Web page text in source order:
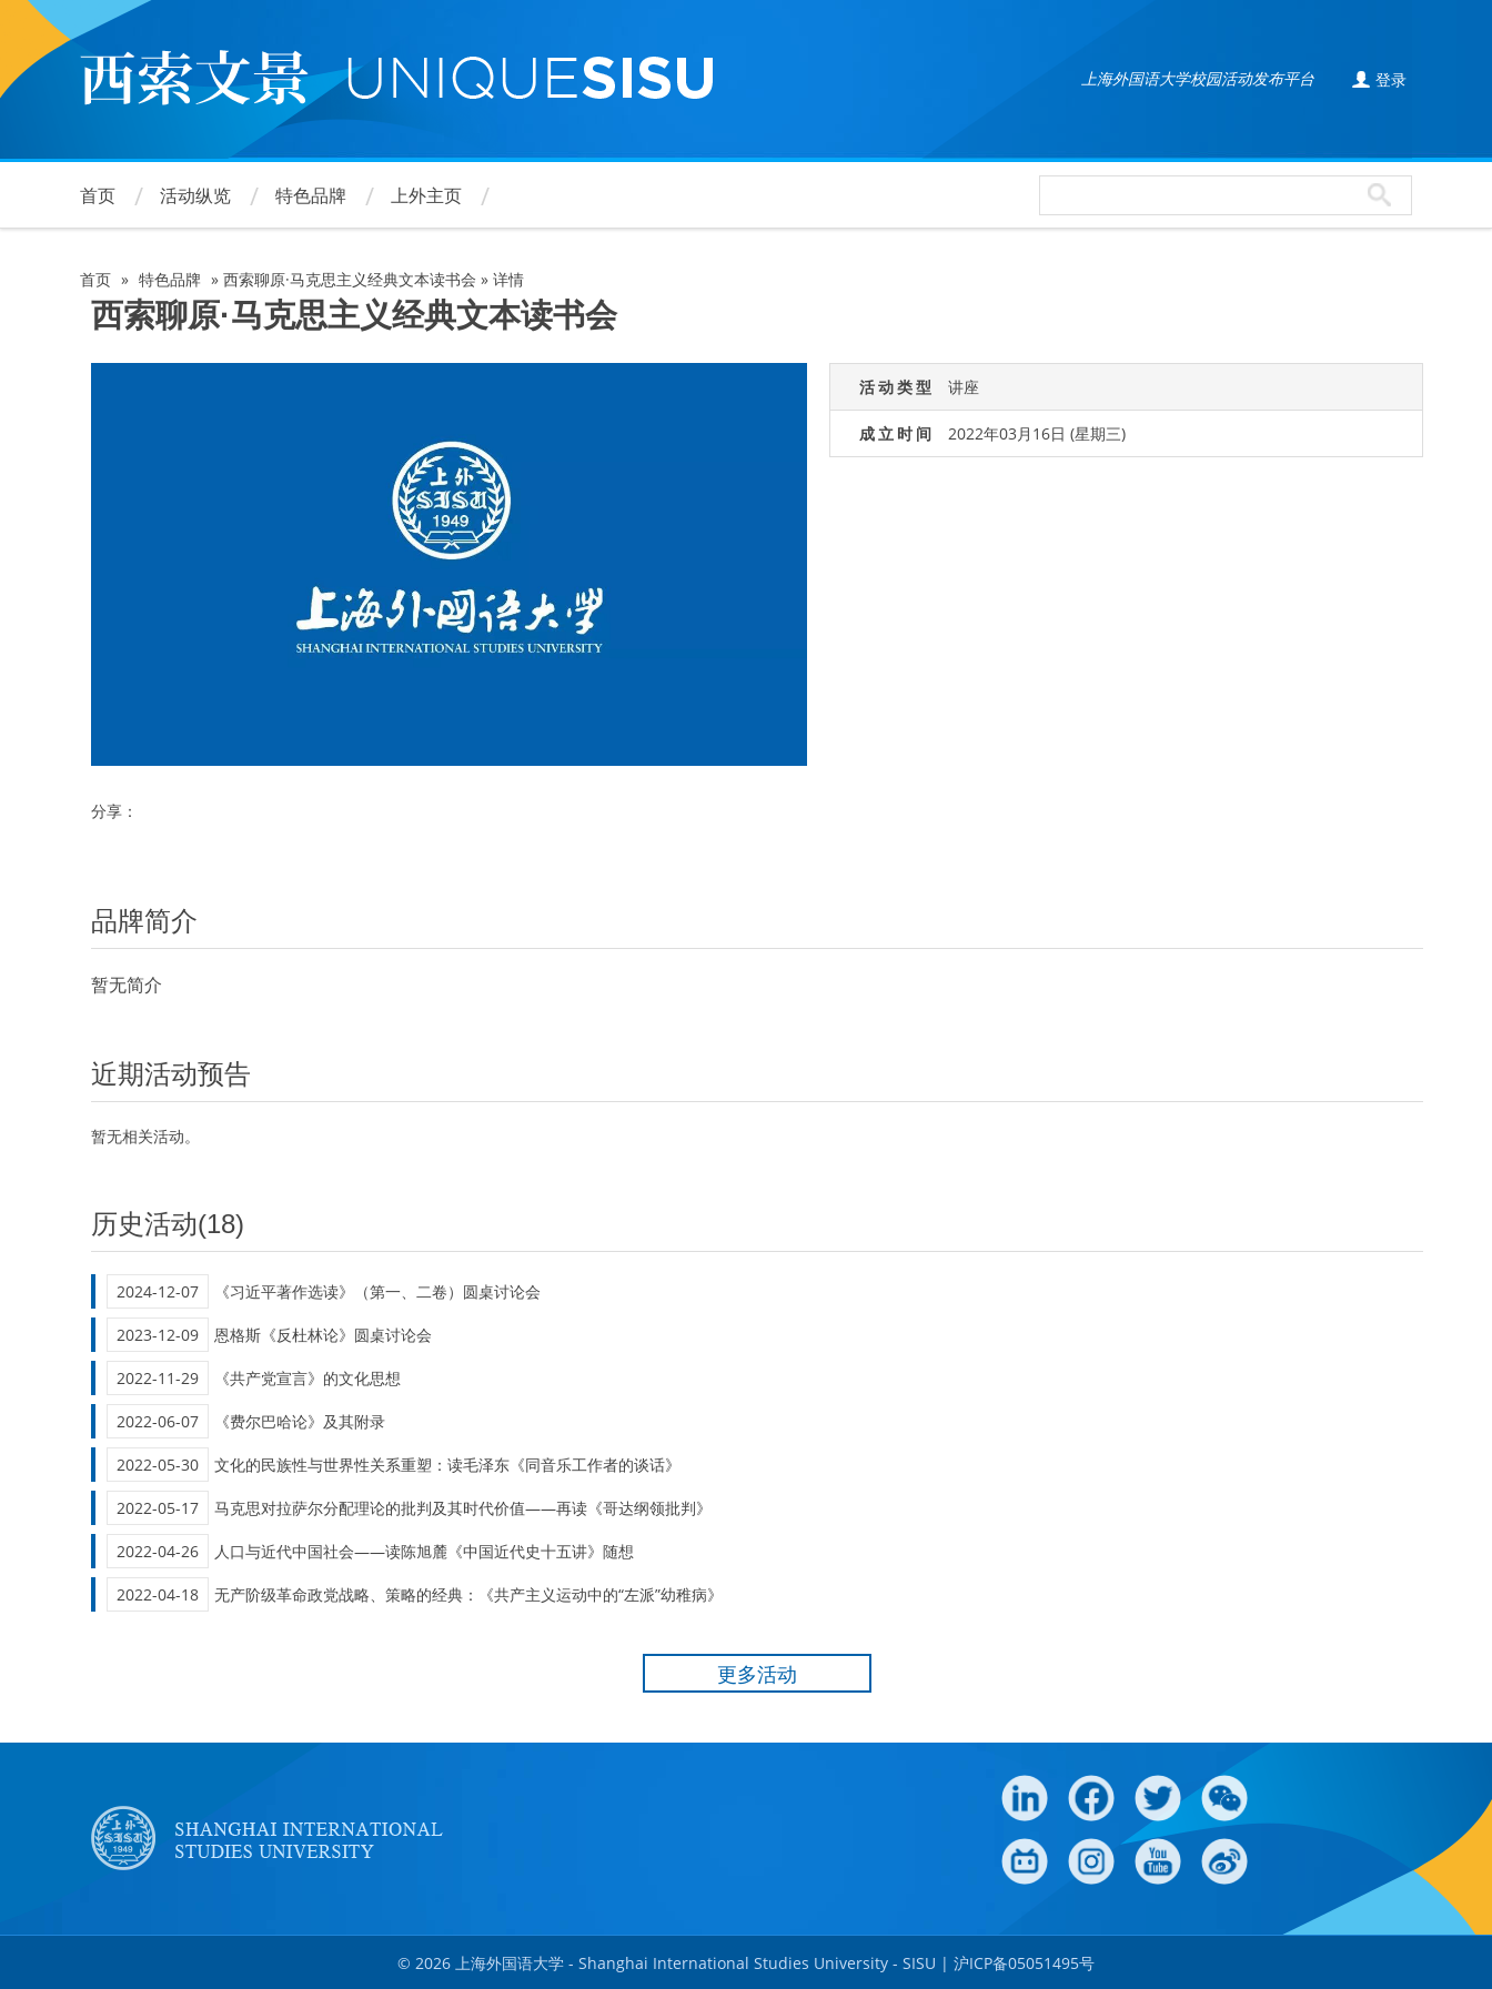
主
要
上海外国语大学校园活动发布平台  登录
首页 活动纵览 特色品牌 上外主页
面
首页 » 特色品牌 » 西索聊原·马克思主义经典文本读书会 » 详情
西索聊原·马克思主义经典文本读书会
分享：
活动类型 讲座
成立时间 2022年03月16日 (星期三)
品牌简介
暂无简介
近期活动预告
暂无相关活动。
历史活动(18)
2024-12-07 《习近平著作选读》（第一、二卷）圆桌讨论会
2023-12-09 恩格斯《反杜林论》圆桌讨论会
2022-11-29 《共产党宣言》的文化思想
2022-06-07 《费尔巴哈论》及其附录
2022-05-30 文化的民族性与世界性关系重塑：读毛泽东《同音乐工作者的谈话》
2022-05-17 马克思对拉萨尔分配理论的批判及其时代价值——再读《哥达纲领批判》
2022-04-26 人口与近代中国社会——读陈旭麓《中国近代史十五讲》随想
2022-04-18 无产阶级革命政党战略、策略的经典：《共产主义运动中的“左派”幼稚病》
更多活动
© 2026 上海外国语大学 - Shanghai International Studies University - SISU | 沪ICP备05051495号